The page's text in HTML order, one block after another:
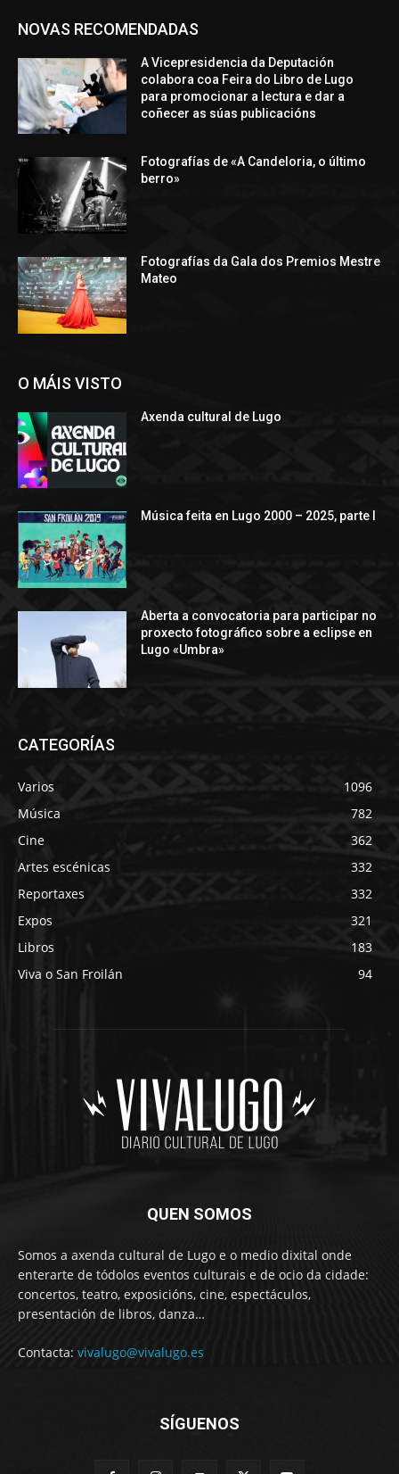
NOVAS RECOMENDADAS
A Vicepresidencia da Deputación
colabora coa Feira do Libro de Lugo
para promocionar a lectura e dar a
coñecer as súas publicacións
Fotografías de «A Candeloria, o último
berro»
Fotografías da Gala dos Premios Mestre
Mateo
O MÁIS VISTO
Axenda cultural de Lugo
Música feita en Lugo 2000 – 2025, parte I
Aberta a convocatoria para participar no
proxecto fotográfico sobre a eclipse en
Lugo «Umbra»
CATEGORÍAS
Varios
1096
Música
782
Cine
362
Artes escénicas
332
Reportaxes
332
Expos
321
Libros
183
Viva o San Froilán
94
QUEN SOMOS
Somos a axenda cultural de Lugo e o medio dixital onde
enterarte de tódolos eventos culturais e de ocio da cidade:
concertos, teatro, exposicións, cine, espectáculos,
presentación de libros, danza…
Contacta: vivalugo@vivalugo.es
SÍGUENOS